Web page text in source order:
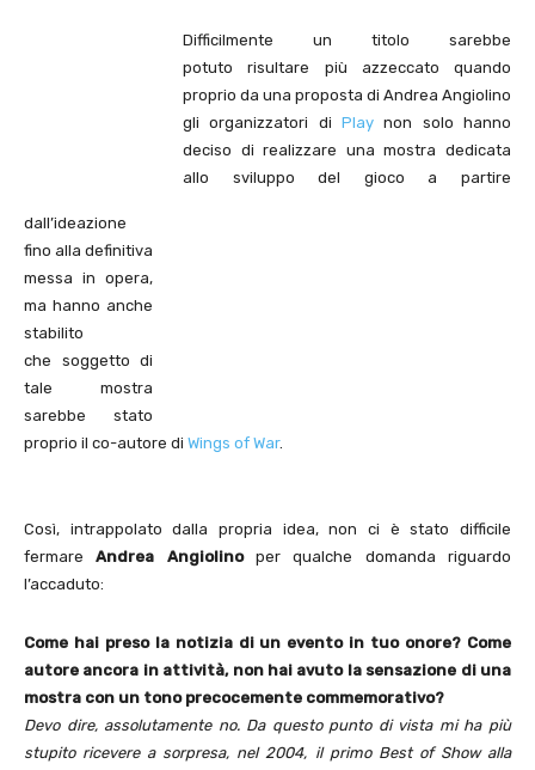
Difficilmente un titolo sarebbe
potuto risultare più azzeccato quando
proprio da una proposta di Andrea Angiolino
gli organizzatori di Play non solo hanno
deciso di realizzare una mostra dedicata
allo sviluppo del gioco a partire
dall’ideazione
fino alla definitiva
messa in opera,
ma hanno anche
stabilito
che soggetto di
tale mostra
sarebbe stato
proprio il co-autore di Wings of War.
Così, intrappolato dalla propria idea, non ci è stato difficile
fermareAndrea Angiolinoper qualche domanda riguardo
l’accaduto:
Come hai preso la notizia di un evento in tuo onore? Come
autore ancora in attività, non hai avuto la sensazione di una
mostra con un tono precocemente commemorativo?
Devo dire, assolutamente no. Da questo punto di vista mi ha più
stupito ricevere a sorpresa, nel 2004, il primo Best of Show alla